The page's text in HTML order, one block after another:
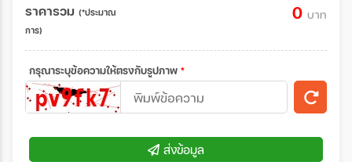
ราคารวม (*ประมาณ
การ)
0 บาท
กรุณาระบุข้อความให้ตรงกับรูปภาพ *
ส่งข้อมูล